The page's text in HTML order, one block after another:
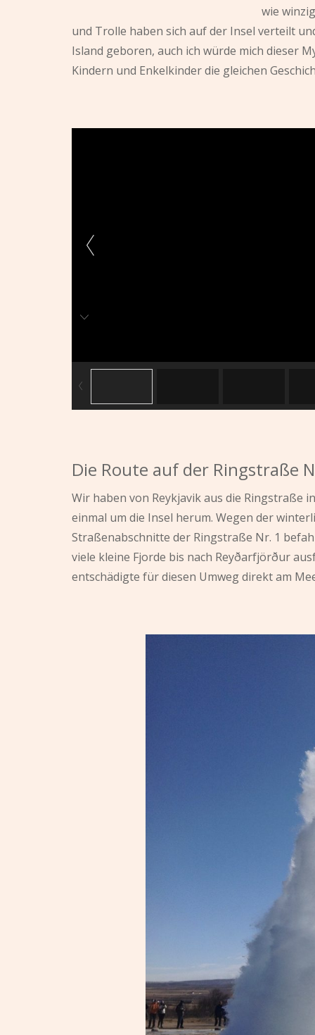
wie
und Trolle haben sich auf der Insel verteilt
Island geboren, auch ich würde mich dieser
Kindern und Enkelkinder die gleichen
Die Route auf der Ringstraße
Wir haben von Reykjavik aus die Ringstraße
einmal um die Insel herum. Wegen der
Straßenabschnitte der Ringstraße Nr. 1
viele kleine Fjorde bis nach Reyðarfjörður
entschädigte für diesen Umweg direkt am